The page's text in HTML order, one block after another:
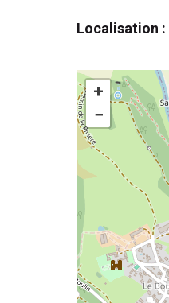
Localisation :
+
−